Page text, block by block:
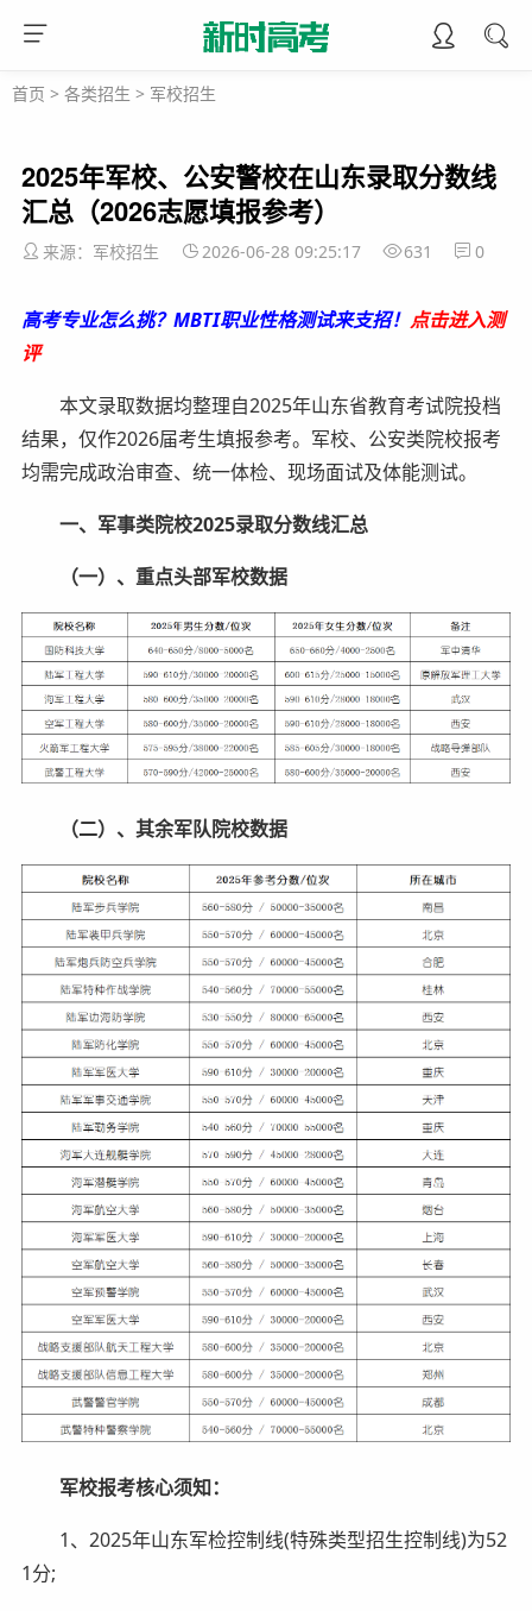
首页 > 各类招生 > 军校招生
2025年军校、公安警校在山东录取分数线
汇总（2026志愿填报参考）
来源：军校招生 2026-06-28 09:25:17 631 0
高考专业怎么挑？MBTI职业性格测试来支招！ 点击进入测
评
本文录取数据均整理自2025年山东省教育考试院投档
结果，仅作2026届考生填报参考。军校、公安类院校报考
均需完成政治审查、统一体检、现场面试及体能测试。
一、军事类院校2025录取分数线汇总
（一）、重点头部军校数据
（二）、其余军队院校数据
军校报考核心须知：
1、2025年山东军检控制线(特殊类型招生控制线)为52
1分;